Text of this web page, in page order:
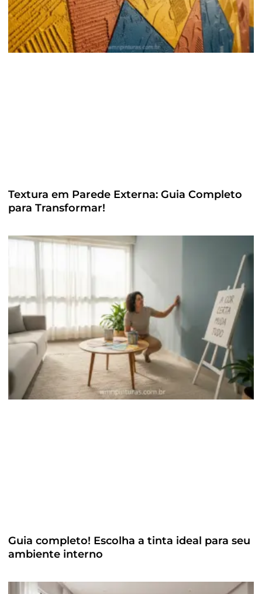
Textura em Parede Externa: Guia Completo
para Transformar!
Guia completo! Escolha a tinta ideal para seu
ambiente interno